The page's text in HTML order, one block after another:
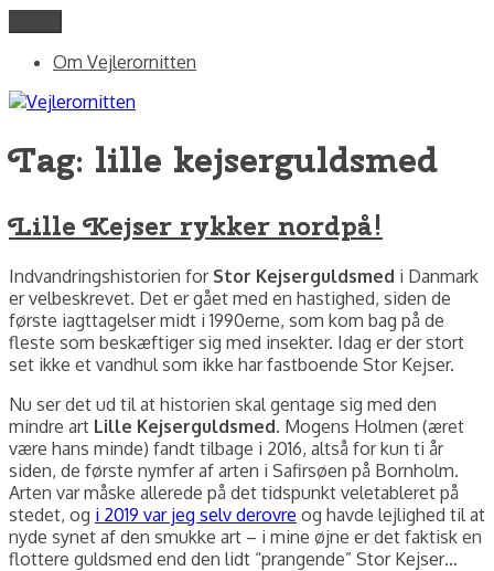
indhold
Vejlerornitten
fotos og skriblerier af Jørgen Peter Kjeldsen/ornit.dk
Om Vejlerornitten
Tag: lille kejserguldsmed
Lille Kejser rykker nordpå!
Indvandringshistorien for Stor Kejserguldsmed i Danmark
er velbeskrevet. Det er gået med en hastighed, siden de
første iagttagelser midt i 1990erne, som kom bag på de
fleste som beskæftiger sig med insekter. Idag er der stort
set ikke et vandhul som ikke har fastboende Stor Kejser.
Nu ser det ud til at historien skal gentage sig med den
mindre art Lille Kejserguldsmed. Mogens Holmen (æret
være hans minde) fandt tilbage i 2016, altså for kun ti år
siden, de første nymfer af arten i Safirsøen på Bornholm.
Arten var måske allerede på det tidspunkt veletableret på
stedet, og i 2019 var jeg selv derovre og havde lejlighed til at
nyde synet af den smukke art – i mine øjne er det faktisk en
flottere guldsmed end den lidt “prangende” Stor Kejser…